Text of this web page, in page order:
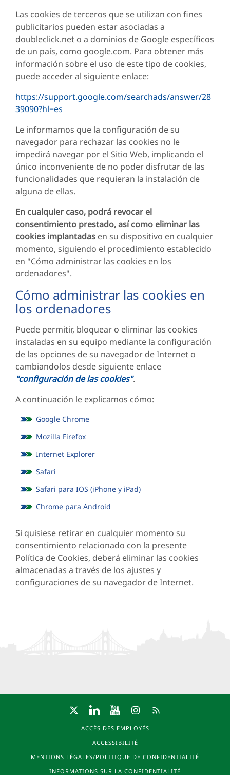
Las cookies de terceros que se utilizan con fines
publicitarios pueden estar asociadas a
doubleclick.net o a dominios de Google específicos
de un país, como google.com. Para obtener más
información sobre el uso de este tipo de cookies,
puede acceder al siguiente enlace:
https://support.google.com/searchads/answer/28
39090?hl=es
Le informamos que la configuración de su
navegador para rechazar las cookies no le
impedirá navegar por el Sitio Web, implicando el
único inconveniente de no poder disfrutar de las
funcionalidades que requieran la instalación de
alguna de ellas.
En cualquier caso, podrá revocar el
consentimiento prestado, así como eliminar las
cookies implantadas en su dispositivo en cualquier
momento, siguiendo el procedimiento establecido
en "Cómo administrar las cookies en los
ordenadores".
Cómo administrar las cookies en
los ordenadores
Puede permitir, bloquear o eliminar las cookies
instaladas en su equipo mediante la configuración
de las opciones de su navegador de Internet o
cambiandolos desde siguiente enlace
"configuración de las cookies".
A continuación le explicamos cómo:
Google Chrome
Mozilla Firefox
Internet Explorer
Safari
Safari para IOS (iPhone y iPad)
Chrome para Android
Si quisiese retirar en cualquier momento su
consentimiento relacionado con la presente
Política de Cookies, deberá eliminar las cookies
almacenadas a través de los ajustes y
configuraciones de su navegador de Internet.
ACCÈS DES EMPLOYÉS
ACCESSIBILITÉ
MENTIONS LÉGALES/POLITIQUE DE CONFIDENTIALITÉ
INFORMATIONS SUR LA CONFIDENTIALITÉ